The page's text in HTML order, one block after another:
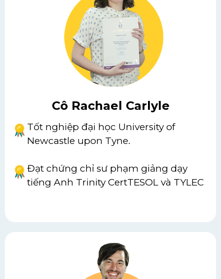
Cô Rachael Carlyle
Tốt nghiệp đại học University of
Newcastle upon Tyne.
Đạt chứng chỉ sư phạm giảng dạy
tiếng Anh Trinity CertTESOL và TYLEC